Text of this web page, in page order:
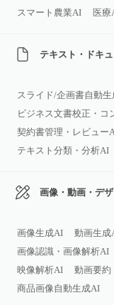
スマート農業AI
医療
テキスト・ドキ
スライド/企画書自動
ビジネス文書校正・コ
契約書管理・レビュー
テキスト分類・分析AI
画像・動画・デ
画像生成AI 動画生成
画像認識・画像解析AI
映像解析AI
動画要約
商品画像自動生成AI